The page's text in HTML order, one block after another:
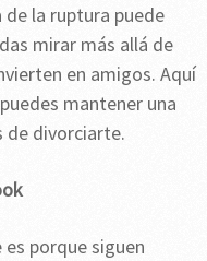
la ruptura puede
mirar más allá de
en amigos. Aquí
mantener una
de divorciarte.
porque siguen